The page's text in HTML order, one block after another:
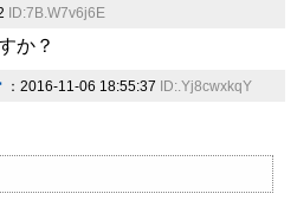
ID:7B.W7v6j6E
か？
：2016-11-06 18:55:37 ID:.Yj8cwxkqY